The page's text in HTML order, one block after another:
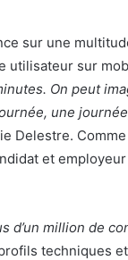
sur une
utilisateur sur
On peut
une
Delestre. Comme
et
d’un million de
techniques